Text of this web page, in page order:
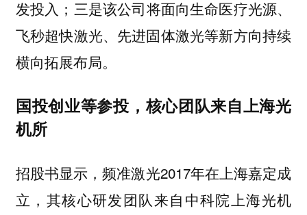
发投入；三是该公司将面向生命医疗光源、
飞秒超快激光、先进固体激光等新方向持续
横向拓展布局。
国投创业等参投，核心团队来自上海光
机所
招股书显示，频准激光2017年在上海嘉定成
立， 其核心研发团队来自中科院上海光机